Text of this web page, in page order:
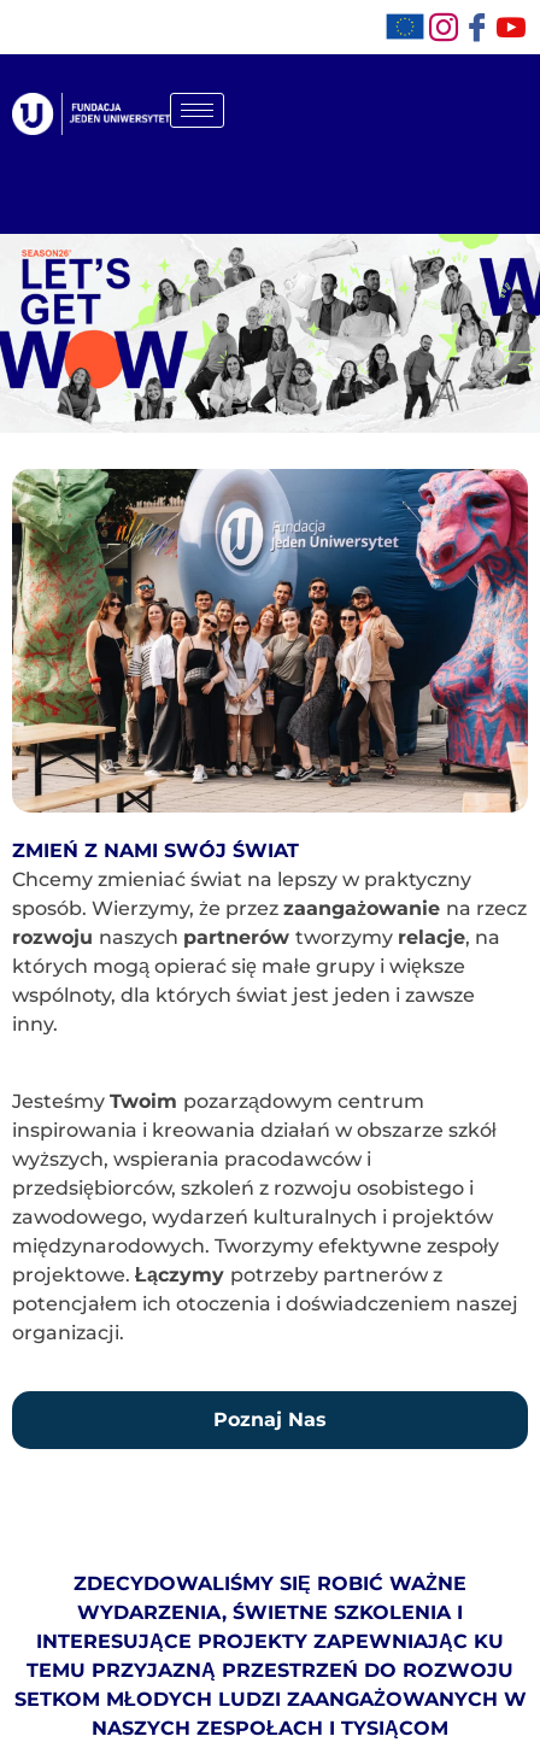
ZMIEŃ Z NAMI SWÓJ ŚWIAT
Chcemy zmieniać świat na lepszy w praktyczny
sposób. Wierzymy, że przez zaangażowanie na rzecz
rozwoju naszych partnerów tworzymy relacje, na
których mogą opierać się małe grupy i większe
wspólnoty, dla których świat jest jeden i zawsze
inny.
Jesteśmy Twoim pozarządowym centrum
inspirowania i kreowania działań w obszarze szkół
wyższych, wspierania pracodawców i
przedsiębiorców, szkoleń z rozwoju osobistego i
zawodowego, wydarzeń kulturalnych i projektów
międzynarodowych. Tworzymy efektywne zespoły
projektowe. Łączymy potrzeby partnerów z
potencjałem ich otoczenia i doświadczeniem naszej
organizacji.
Poznaj Nas
ZDECYDOWALIŚMY SIĘ ROBIĆ WAŻNE
WYDARZENIA, ŚWIETNE SZKOLENIA I
INTERESUJĄCE PROJEKTY ZAPEWNIAJĄC KU
TEMU PRZYJAZNĄ PRZESTRZEŃ DO ROZWOJU
SETKOM MŁODYCH LUDZI ZAANGAŻOWANYCH W
NASZYCH ZESPOŁACH I TYSIĄCOM